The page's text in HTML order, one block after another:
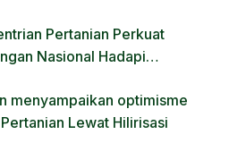
Pertanian Perkuat
Nasional Hadapi
menyampaikan optimisme
Lewat Hilirisasi